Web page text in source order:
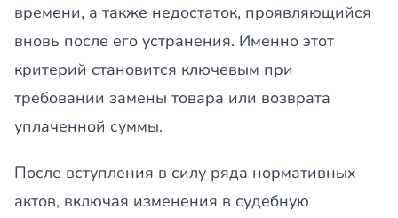
времени, а также недостаток, проявляющийся
вновь после его устранения. Именно этот
критерий становится ключевым при
требовании замены товара или возврата
уплаченной суммы.
После вступления в силу ряда нормативных
актов, включая изменения в судебную